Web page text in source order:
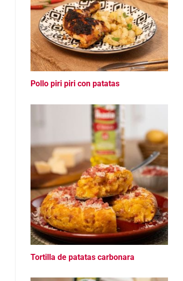
Pollo piri piri con patatas
Tortilla de patatas carbonara